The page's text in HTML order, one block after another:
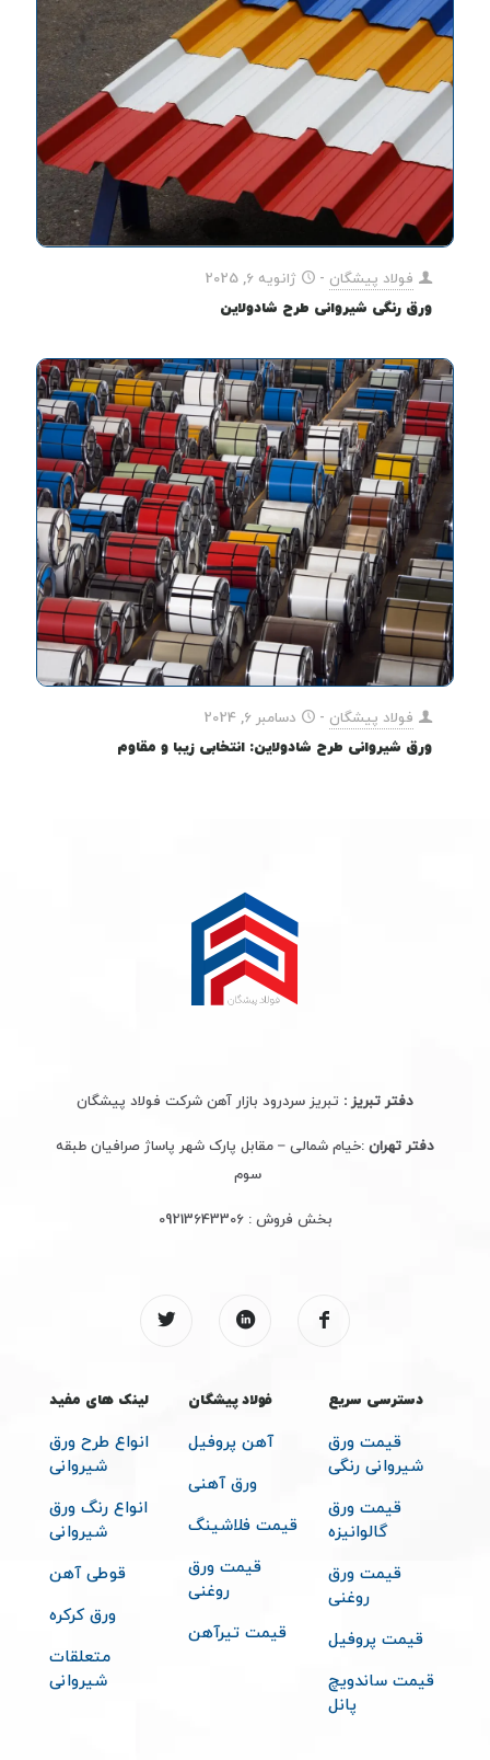
فولاد پیشگان -
ژانویه 6, 2025
ورق رنگی شیروانی طرح شادولاین
فولاد پیشگان -
دسامبر 6, 2024
ورق شیروانی طرح شادولاین: انتخابی زیبا و مقاوم
دفتر تبریز : تبریز سردرود بازار آهن شرکت فولاد پیشگان
دفتر تهران :خیام شمالی – مقابل پارک شهر پاساژ صرافیان طبقه
سوم
بخش فروش :09213643306
دسترسی سریع
قیمت ورق
شیروانی رنگی
قیمت ورق
گالوانیزه
قیمت ورق
روغنی
قیمت پروفیل
قیمت ساندویچ
پانل
فولاد پیشگان
آهن پروفیل
ورق آهنی
قیمت فلاشینگ
قیمت ورق
روغنی
قیمت تیرآهن
لینک های مفید
انواع طرح ورق
شیروانی
انواع رنگ ورق
شیروانی
قوطی آهن
ورق کرکره
متعلقات
شیروانی